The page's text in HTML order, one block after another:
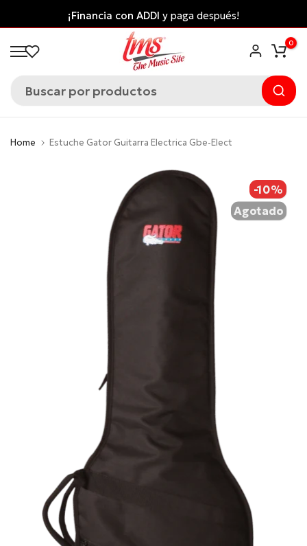
al
contenido
¡Financia con ADDI y paga después!
0
Home Estuche Gator Guitarra Electrica Gbe-Elect
-10%
Agotado